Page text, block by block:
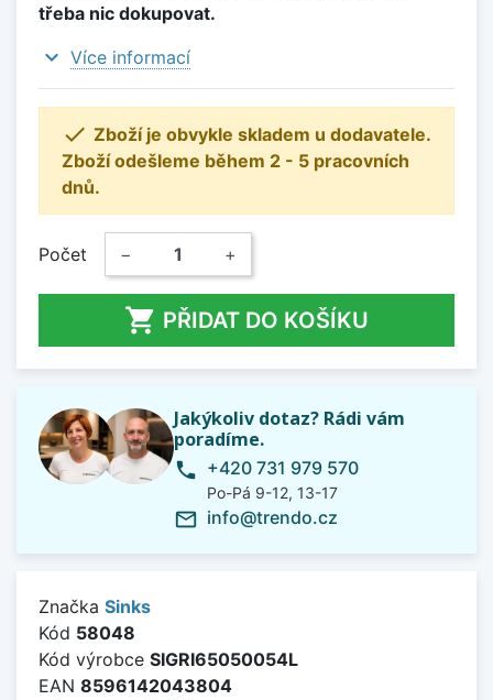
třeba nic dokupovat.
expand_more Více informací
 Zboží je obvykle skladem u dodavatele.
Zboží odešleme během 2 - 5 pracovních
dnů.
Počet − +
 PŘIDAT DO KOŠÍKU
Jakýkoliv dotaz? Rádi vám
poradíme.
phone +420 731 979 570
Po-Pá 9-12, 13-17
mail_outline info@trendo.cz
Značka Sinks
Kód 58048
Kód výrobce SIGRI65050054L
EAN 8596142043804